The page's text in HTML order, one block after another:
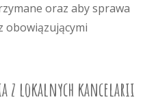
oraz aby sprawa
obowiązującymi
z lokalnych kancelarii